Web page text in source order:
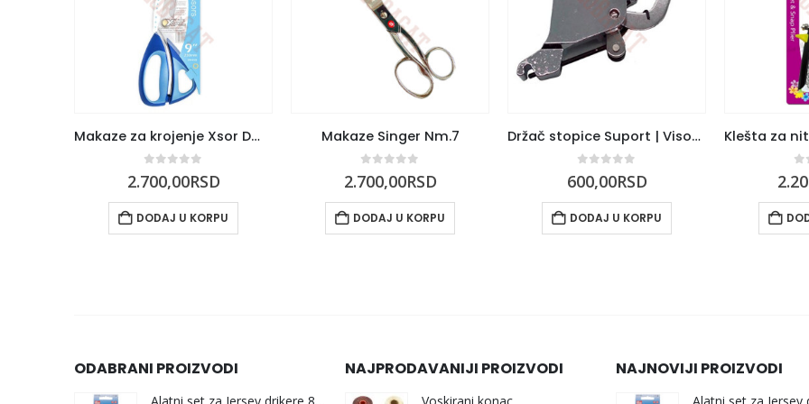
Makaze za krojenje Xsor DW-9109
2.700,00RSD
DODAJ U KORPU
Makaze Singer Nm.7
2.700,00RSD
DODAJ U KORPU
Držač stopice Suport | Visoki vrat
600,00RSD
DODAJ U KORPU
ODABRANI PROIZVODI NAJPRODAVANIJI PROIZVODI NAJNOVIJI PROIZVODI